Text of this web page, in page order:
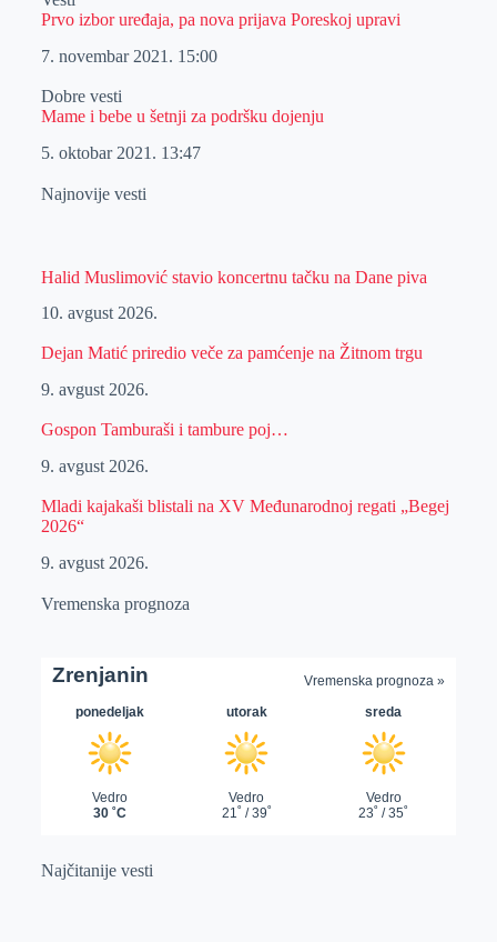
Prvo izbor uređaja, pa nova prijava Poreskoj upravi
7. novembar 2021. 15:00
Dobre vesti
Mame i bebe u šetnji za podršku dojenju
5. oktobar 2021. 13:47
Najnovije vesti
Halid Muslimović stavio koncertnu tačku na Dane piva
10. avgust 2026.
Dejan Matić priredio veče za pamćenje na Žitnom trgu
9. avgust 2026.
Gospon Tamburaši i tambure poj…
9. avgust 2026.
Mladi kajakaši blistali na XV Međunarodnoj regati „Begej
2026“
9. avgust 2026.
Vremenska prognoza
Najčitanije vesti